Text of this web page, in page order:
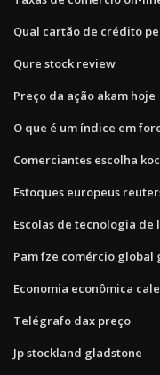
Qual cartão de crédito
Qure stock review
Preço da ação akam hoje
O que é um índice em
Comerciantes escolha
Estoques europeus
Escolas de tecnologia de
Pam fze comércio global
Economia econômica
Telégrafo dax preço
Jp stockland gladstone